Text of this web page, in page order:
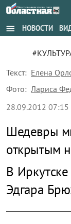
menu НОВОСТИ
Текст: Елена
Фото: Лариса
28.09.2012 07:15
Шедевры
открытым
В
Эдгара